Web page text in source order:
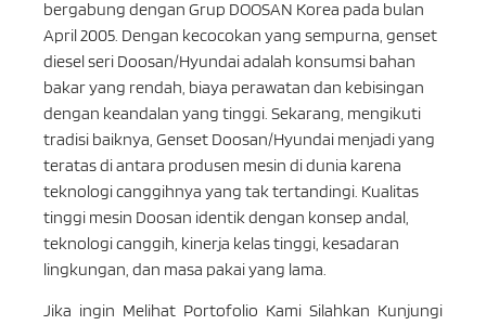
bergabung dengan Grup DOOSAN Korea pada bulan
April 2005. Dengan kecocokan yang sempurna, genset
diesel seri Doosan/Hyundai adalah konsumsi bahan
bakar yang rendah, biaya perawatan dan kebisingan
dengan keandalan yang tinggi. Sekarang, mengikuti
tradisi baiknya, Genset Doosan/Hyundai menjadi yang
teratas di antara produsen mesin di dunia karena
teknologi canggihnya yang tak tertandingi. Kualitas
tinggi mesin Doosan identik dengan konsep andal,
teknologi canggih, kinerja kelas tinggi, kesadaran
lingkungan, dan masa pakai yang lama.
Jika ingin Melihat Portofolio Kami Silahkan Kunjungi